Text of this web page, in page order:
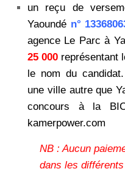
un reçu de
Yaoundé n°
agence Le Parc à
25 000 représentant
le nom du
une ville autre que
concours à la
kamerpower.com
NB : Aucun
dans les